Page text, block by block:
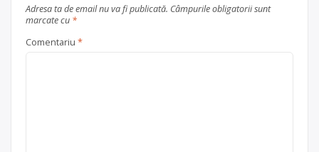
Adresa ta de email nu va fi publicată. Câmpurile obligatorii sunt
marcate cu *
Comentariu *